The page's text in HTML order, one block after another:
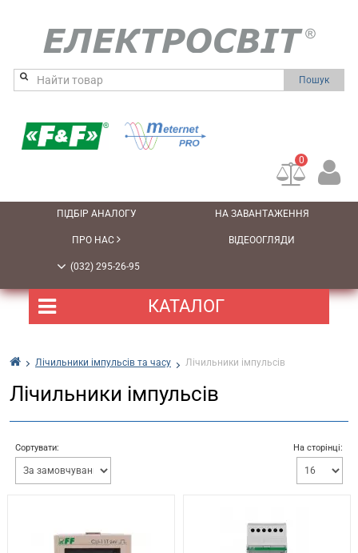
Пошук
0
КАТАЛОГ
ПІДБІР АНАЛОГУ НА ЗАВАНТАЖЕННЯ
ПРО НАС ВІДЕООГЛЯДИ
(032) 295-26-95
Лічильники імпульсів та часу Лічильники імпульсів
Лічильники імпульсів
Сортувати: На сторінці: